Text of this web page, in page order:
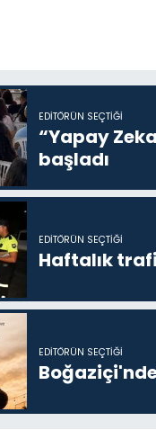
EDITÖRÜN SEÇTIĞI
“Yapay
başladı
EDITÖRÜN SEÇTIĞI
Haftalık
EDITÖRÜN SEÇTIĞI